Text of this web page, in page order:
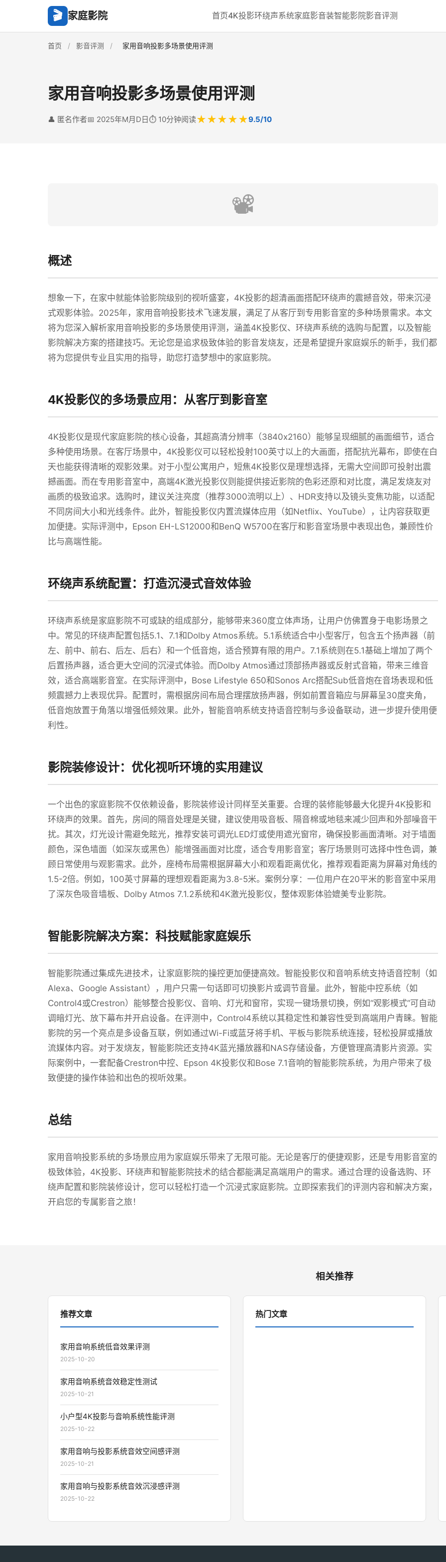
🎬 家庭影院 首页4K投影环绕声系统家庭影音装智能影院影音评测
首页 / 影音评测 / 家用音响投影多场景使用评测
家用音响投影多场景使用评测
👤 匿名作者📅 2025年M月D日⏱️ 10分钟阅读★★★★★9.5/10
📽️
概述
想象一下，在家中就能体验影院级别的视听盛宴，4K投影的超清画面搭配环绕声的震撼音效，带来沉浸
式观影体验。2025年，家用音响投影技术飞速发展，满足了从客厅到专用影音室的多种场景需求。本文
将为您深入解析家用音响投影的多场景使用评测，涵盖4K投影仪、环绕声系统的选购与配置，以及智能
影院解决方案的搭建技巧。无论您是追求极致体验的影音发烧友，还是希望提升家庭娱乐的新手，我们都
将为您提供专业且实用的指导，助您打造梦想中的家庭影院。
4K投影仪的多场景应用：从客厅到影音室
4K投影仪是现代家庭影院的核心设备，其超高清分辨率（3840x2160）能够呈现细腻的画面细节，适合
多种使用场景。在客厅场景中，4K投影仪可以轻松投射100英寸以上的大画面，搭配抗光幕布，即使在白
天也能获得清晰的观影效果。对于小型公寓用户，短焦4K投影仪是理想选择，无需大空间即可投射出震
撼画面。而在专用影音室中，高端4K激光投影仪则能提供接近影院的色彩还原和对比度，满足发烧友对
画质的极致追求。选购时，建议关注亮度（推荐3000流明以上）、HDR支持以及镜头变焦功能，以适配
不同房间大小和光线条件。此外，智能投影仪内置流媒体应用（如Netflix、YouTube），让内容获取更
加便捷。实际评测中，Epson EH-LS12000和BenQ W5700在客厅和影音室场景中表现出色，兼顾性价
比与高端性能。
环绕声系统配置：打造沉浸式音效体验
环绕声系统是家庭影院不可或缺的组成部分，能够带来360度立体声场，让用户仿佛置身于电影场景之
中。常见的环绕声配置包括5.1、7.1和Dolby Atmos系统。5.1系统适合中小型客厅，包含五个扬声器（前
左、前中、前右、后左、后右）和一个低音炮，适合预算有限的用户。7.1系统则在5.1基础上增加了两个
后置扬声器，适合更大空间的沉浸式体验。而Dolby Atmos通过顶部扬声器或反射式音箱，带来三维音
效，适合高端影音室。在实际评测中，Bose Lifestyle 650和Sonos Arc搭配Sub低音炮在音场表现和低
频震撼力上表现优异。配置时，需根据房间布局合理摆放扬声器，例如前置音箱应与屏幕呈30度夹角，
低音炮放置于角落以增强低频效果。此外，智能音响系统支持语音控制与多设备联动，进一步提升使用便
利性。
影院装修设计：优化视听环境的实用建议
一个出色的家庭影院不仅依赖设备，影院装修设计同样至关重要。合理的装修能够最大化提升4K投影和
环绕声的效果。首先，房间的隔音处理是关键，建议使用吸音板、隔音棉或地毯来减少回声和外部噪音干
扰。其次，灯光设计需避免眩光，推荐安装可调光LED灯或使用遮光窗帘，确保投影画面清晰。对于墙面
颜色，深色墙面（如深灰或黑色）能增强画面对比度，适合专用影音室；客厅场景则可选择中性色调，兼
顾日常使用与观影需求。此外，座椅布局需根据屏幕大小和观看距离优化，推荐观看距离为屏幕对角线的
1.5-2倍。例如，100英寸屏幕的理想观看距离为3.8-5米。案例分享：一位用户在20平米的影音室中采用
了深灰色吸音墙板、Dolby Atmos 7.1.2系统和4K激光投影仪，整体观影体验媲美专业影院。
智能影院解决方案：科技赋能家庭娱乐
智能影院通过集成先进技术，让家庭影院的操控更加便捷高效。智能投影仪和音响系统支持语音控制（如
Alexa、Google Assistant），用户只需一句话即可切换影片或调节音量。此外，智能中控系统（如
Control4或Crestron）能够整合投影仪、音响、灯光和窗帘，实现一键场景切换，例如“观影模式”可自动
调暗灯光、放下幕布并开启设备。在评测中，Control4系统以其稳定性和兼容性受到高端用户青睐。智能
影院的另一个亮点是多设备互联，例如通过Wi-Fi或蓝牙将手机、平板与影院系统连接，轻松投屏或播放
流媒体内容。对于发烧友，智能影院还支持4K蓝光播放器和NAS存储设备，方便管理高清影片资源。实
际案例中，一套配备Crestron中控、Epson 4K投影仪和Bose 7.1音响的智能影院系统，为用户带来了极
致便捷的操作体验和出色的视听效果。
总结
家用音响投影系统的多场景应用为家庭娱乐带来了无限可能。无论是客厅的便捷观影，还是专用影音室的
极致体验，4K投影、环绕声和智能影院技术的结合都能满足高端用户的需求。通过合理的设备选购、环
绕声配置和影院装修设计，您可以轻松打造一个沉浸式家庭影院。立即探索我们的评测内容和解决方案，
开启您的专属影音之旅！
相关推荐
推荐文章
家用音响系统低音效果评测
2025-10-20
家用音响系统音效稳定性测试
2025-10-21
小户型4K投影与音响系统性能评测
2025-10-22
家用音响与投影系统音效空间感评测
2025-10-21
家用音响与投影系统音效沉浸感评测
2025-10-22
热门文章